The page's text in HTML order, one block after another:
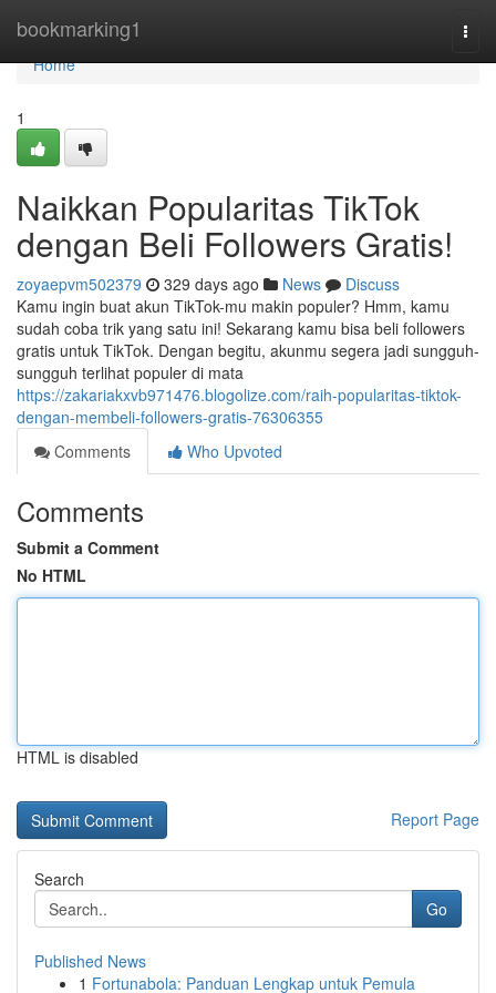
bookmarking1
Home
Home
1
Naikkan Popularitas TikTok
dengan Beli Followers Gratis!
zoyaepvm502379 329 days ago News
Discuss
Kamu ingin buat akun TikTok-mu makin populer? Hmm, kamu
sudah coba trik yang satu ini! Sekarang kamu bisa beli followers
gratis untuk TikTok. Dengan begitu, akunmu segera jadi sungguh-
sungguh terlihat populer di mata
https://zakariakxvb971476.blogolize.com/raih-popularitas-tiktok-
dengan-membeli-followers-gratis-76306355
Comments
Who Upvoted
Comments
Submit a Comment
No HTML
HTML is disabled
Report Page
Search
Go
Published News
1 Fortunabola: Panduan Lengkap untuk Pemula